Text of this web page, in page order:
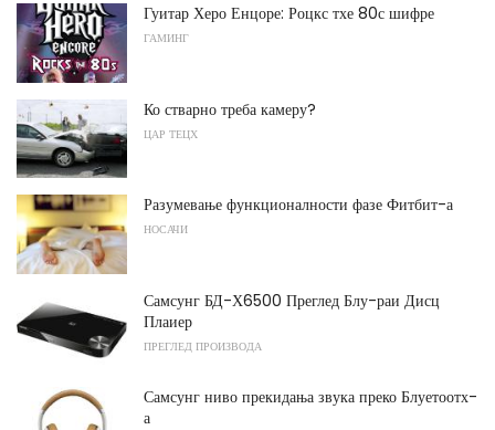
Гуитар Херо Енцоре: Роцкс тхе 80с шифре
ГАМИНГ
Ко стварно треба камеру?
ЦАР ТЕЦХ
Разумевање функционалности фазе Фитбит-а
НОСАЧИ
Самсунг БД-Х6500 Преглед Блу-раи Дисц
Плаиер
ПРЕГЛЕД ПРОИЗВОДА
Самсунг ниво прекидања звука преко Блуетоотх-
а